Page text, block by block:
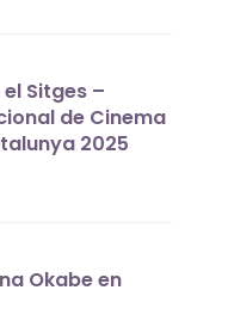
Sitges –
de Cinema
2025
Okabe en